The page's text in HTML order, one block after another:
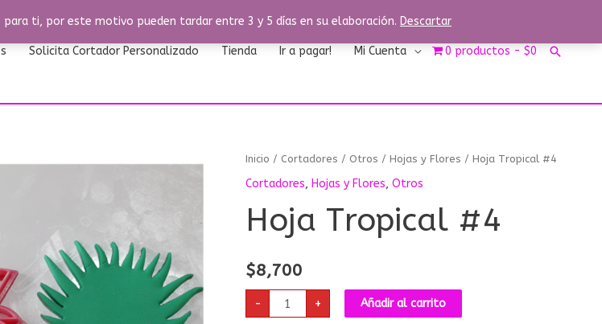
ti, por este motivo pueden tardar entre 3 y 5 días en su elaboración. Descartar
Solicita Cortador Personalizado Tienda Ir a pagar! Mi Cuenta 0 productos $0 Buscar
Inicio / Cortadores / Otros /Hojas y Flores / Hoja Tropical #4
Cortadores, Hojas y Flores,Otros
Hoja Tropical #4
$8,700
-
Hoja
Tropical
#4
cantidad
+ Añadir al carrito